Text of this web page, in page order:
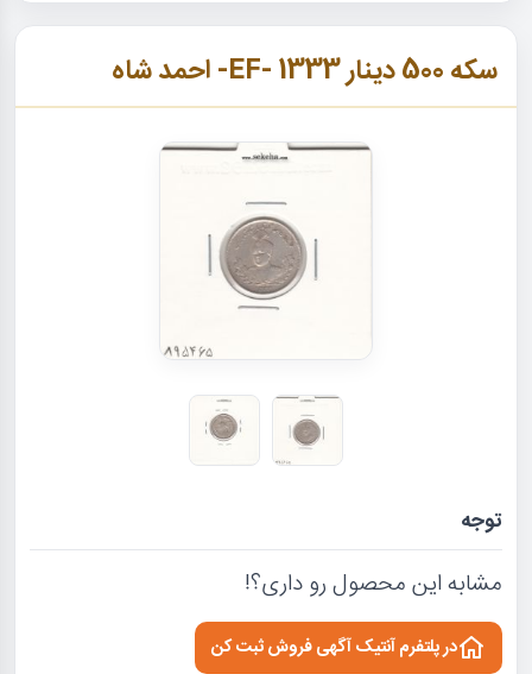
سکه 500 دینار 1333 -EF- احمد شاه
توجه
مشابه این محصول رو داری؟!
در پلتفرم آنتیک آگهی فروش ثبت کن